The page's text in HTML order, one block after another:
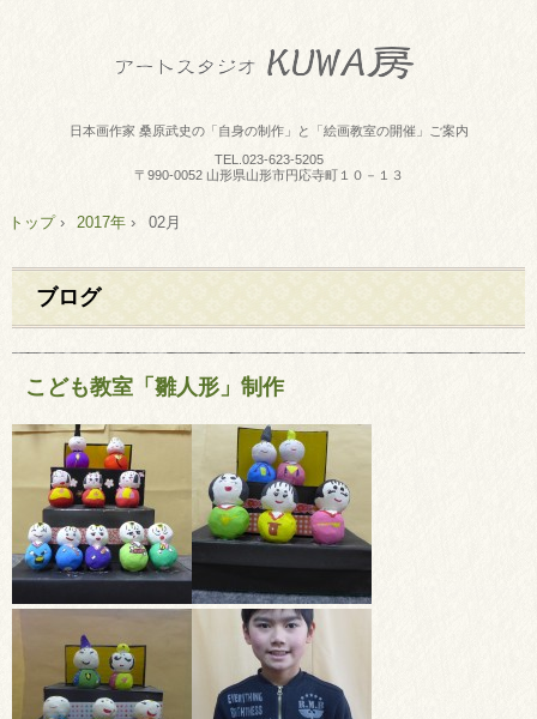
日本画作家 桑原武史の「自身の制作」と「絵画教室の開催」ご案内
TEL. 023-623-5205
〒990-0052 山形県山形市円応寺町１０－１３
トップ› 2017年 › 02月
ブログ
こども教室「雛人形」制作